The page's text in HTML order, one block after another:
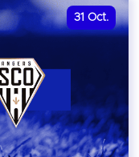
31 Oct.